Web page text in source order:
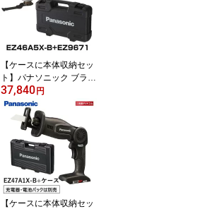
【ケースに本体収納セッ
ト】パナソニック ブラシ
レスマルチツール 本体の
み ブラック EZ46A5X-B
【充電器・電池パックは
付属していません】＋プ
ラスチックケースEZ967
37,840円
【ケースに本体収納セッ